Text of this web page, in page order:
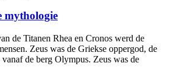
mythologie
de Titanen Rhea en Cronos werd de
Zeus was de Griekse oppergod, de
vanaf de berg Olympus. Zeus was de